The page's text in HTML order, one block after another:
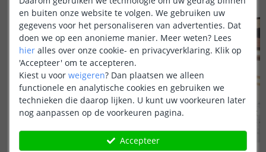
PRIME
en buiten onze website te volgen. We gebruiken uw
gegevens voor het personaliseren van advertenties. Dat
doen we op een anonieme manier. Meer weten? Lees
hier alles over onze cookie- en privacyverklaring. Klik op
'Accepteer' om te accepteren.
Kiest u voor weigeren? Dan plaatsen we alleen
functionele en analytische cookies en gebruiken we
technieken die daarop lijken. U kunt uw voorkeuren later
nog aanpassen op de voorkeuren pagina.
Accepteer